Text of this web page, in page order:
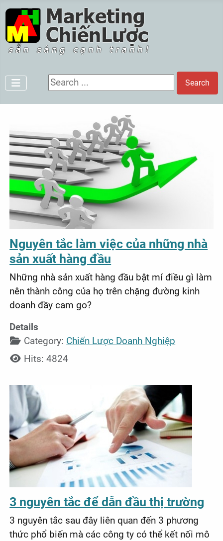
Search ... Search
Nguyên tắc làm việc của những nhà
sản xuất hàng đầu
Những nhà sản xuất hàng đầu bật mí điều gì làm
nên thành công của họ trên chặng đường kinh
doanh đầy cam go?
Details
Category: Chiến Lược Doanh Nghiệp
Hits: 4824
3 nguyên tắc để dẫn đầu thị trường
3 nguyên tắc sau đây liên quan đến 3 phương
thức phổ biến mà các công ty có thể kết nối mô